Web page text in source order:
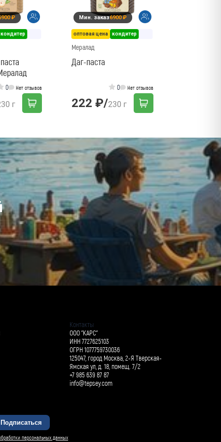
₽
кондитер
0 Нет отзывов
г
Мин. заказ6900 ₽
оптовая цена кондитер
Мералад
Даг-паста
0 Нет отзывов
222 ₽/230 г
Контакты
ООО "КАРС"
ИНН 7727625103
ОГРН 1077759730036
125047, город Москва, 2-Я Тверская-
Ямская ул, д. 18, помещ. 7/2
+7 985 639 87 87
info@tepsey.com
Подписаться
персональных данных